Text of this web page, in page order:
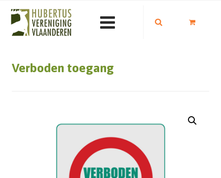
Verboden toegang